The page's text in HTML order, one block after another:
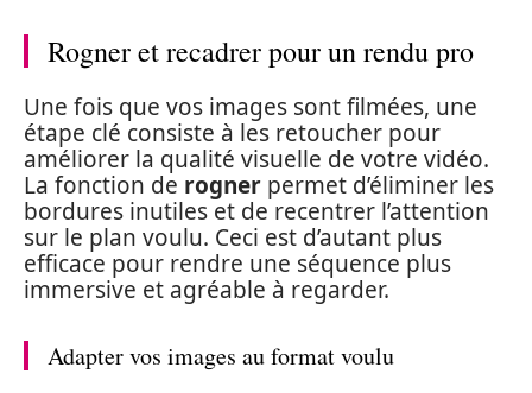
Rogner et recadrer pour un rendu pro
Une fois que vos images sont filmées, une
étape clé consiste à les retoucher pour
améliorer la qualité visuelle de votre vidéo.
La fonction de rogner permet d’éliminer les
bordures inutiles et de recentrer l’attention
sur le plan voulu. Ceci est d’autant plus
efficace pour rendre une séquence plus
immersive et agréable à regarder.
Adapter vos images au format voulu